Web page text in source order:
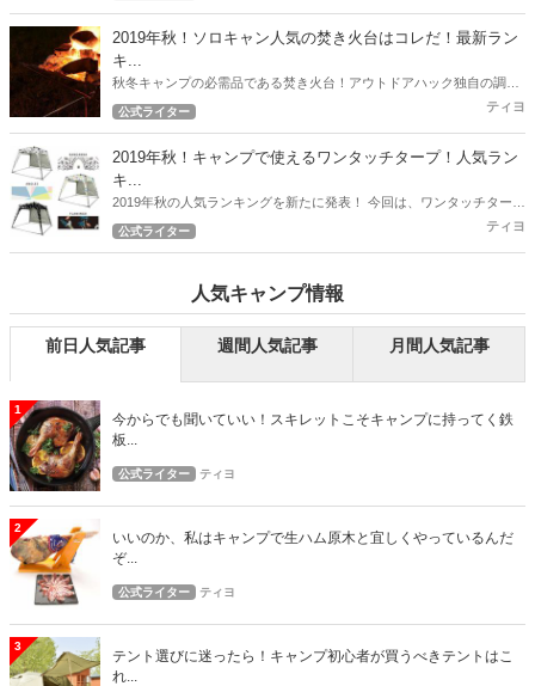
2019年秋！ソロキャン人気の焚き火台はコレだ！最新ラン
キ...
秋冬キャンプの必需品である焚き火台！アウトドアハック独自の調査
で徹底リサーチ！ 2019年秋！最新の人気焚き火台ランキング！
公式ライター ティヨ
2019年秋！キャンプで使えるワンタッチタープ！人気ラン
キ...
2019年秋の人気ランキングを新たに発表！ 今回は、ワンタッチタープ
の人気ランキングとなります！
公式ライター ティヨ
人気キャンプ情報
前日人気記事 週間人気記事 月間人気記事
1
今からでも聞いていい！スキレットこそキャンプに持ってく鉄
板...
公式ライター ティヨ
2
いいのか、私はキャンプで生ハム原木と宜しくやっているんだ
ぞ...
公式ライター ティヨ
3
テント選びに迷ったら！キャンプ初心者が買うべきテントはこ
れ...